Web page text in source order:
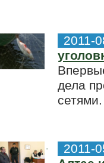
2011-
дела
2011-